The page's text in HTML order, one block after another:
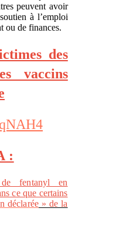
peuvent avoir
à l’emploi
ou de finances.
des
vaccins
:
de fentanyl en
ce que certains
déclarée » de la